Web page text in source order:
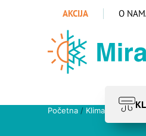
AKCIJA O
Početna / Klima uređaji /